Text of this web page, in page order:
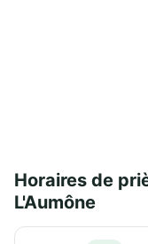
Horaires de
L'Aumône